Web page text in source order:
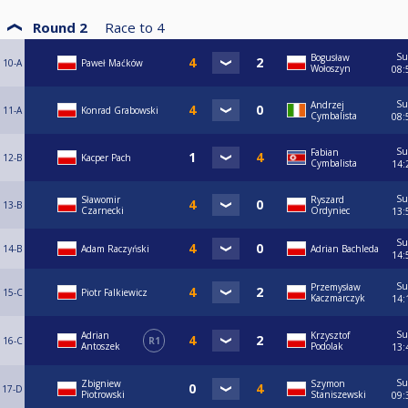
Round 2 Race to 4
10-A Paweł Maćków
Bogusław
Wołoszyn
11-A Konrad Grabowski
Andrzej
Cymbalista
12-B Kacper Pach
Fabian
Cymbalista
13-B
Sławomir
Czarnecki
Ryszard
Ordyniec
14-B Adam Raczyński Adrian Bachleda
15-C Piotr Falkiewicz
Przemysław
Kaczmarczyk
16-C
Adrian
Antoszek
R1
Krzysztof
Podolak
17-D
Zbigniew
Piotrowski
Szymon
Staniszewski